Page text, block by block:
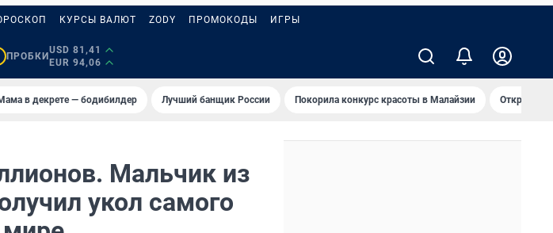
КУРСЫ ВАЛЮТ ZODY ПРОМОКОДЫ ИГРЫ
ПРОБКИ
USD 81,41
EUR 94,06
в декрете — бодибилдер Лучший банщик России Покорила конкурс красоты в Малайзии Открыл
Мальчик из
укол самого